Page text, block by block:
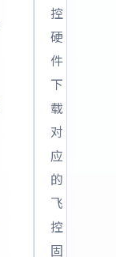
控
硬
件
下
载
对
应
的
飞
控
固